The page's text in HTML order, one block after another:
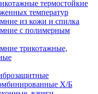
термостойкие
температур
из кожи и спилка
с полимерным
трикотажные,
Х/Б